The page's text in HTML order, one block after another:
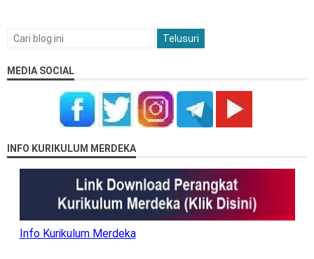
MEDIA SOCIAL
INFO KURIKULUM MERDEKA
Info Kurikulum Merdeka